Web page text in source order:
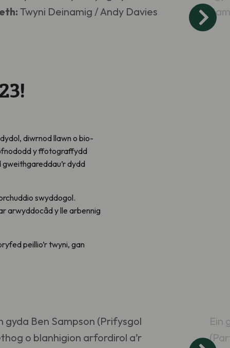
Twyni Deinamig / Andy Davies
diwrnod llawn o bio-
y ffotograffydd
dydd
swyddogol.
arwyddocâd y lle arbennig
peillio’r twyni, gan
gyda Ben Sampson (Prifysgol
o blanhigion arfordirol a’r
Ein